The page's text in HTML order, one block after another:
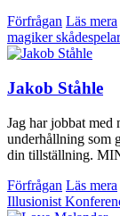
Förfrågan Läs mera
magiker
Jakob Ståhle
Jag har jobbat med
underhållning som
din tillställning.
Förfrågan Läs mera
Illusionist